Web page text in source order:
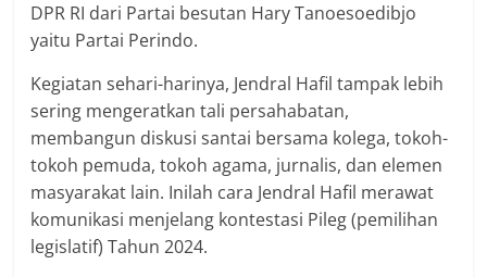
DPR RI dari Partai besutan Hary Tanoesoedibjo
yaitu Partai Perindo.
Kegiatan sehari-harinya, Jendral Hafil tampak lebih
sering mengeratkan tali persahabatan,
membangun diskusi santai bersama kolega, tokoh-
tokoh pemuda, tokoh agama, jurnalis, dan elemen
masyarakat lain. Inilah cara Jendral Hafil merawat
komunikasi menjelang kontestasi Pileg (pemilihan
legislatif) Tahun 2024.